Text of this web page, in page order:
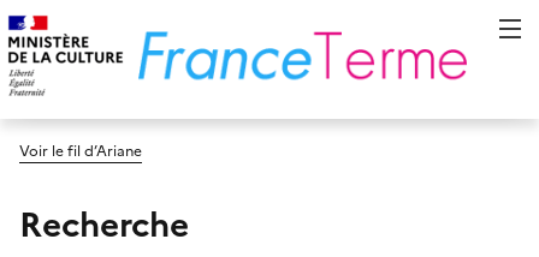
Voir le fil d’Ariane
Recherche